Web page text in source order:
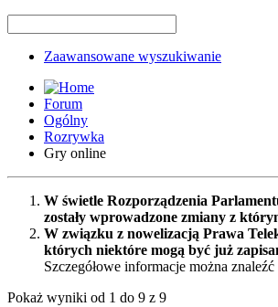
Zaawansowane wyszukiwanie
Forum
Ogólny
Rozrywka
Gry online
W świetle Rozporządzenia
zostały wprowadzone zmiany z
W związku z nowelizacją Prawa
których niektóre mogą być już
Szczegółowe informacje można
Pokaż wyniki od 1 do 9 z 9